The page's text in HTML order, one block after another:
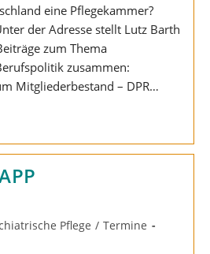
eine Pflegekammer?
der Adresse stellt Lutz Barth
zum Thema
zusammen:
Mitgliederbestand – DPR…
Pflege / Termine